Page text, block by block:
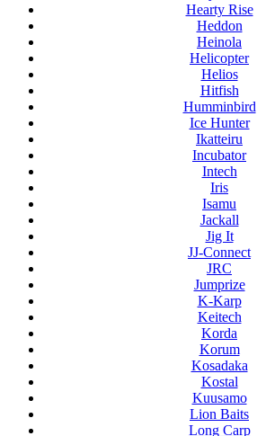
Hearty Rise
Heddon
Heinola
Helicopter
Helios
Hitfish
Humminbird
Ice Hunter
Ikatteiru
Incubator
Intech
Iris
Isamu
Jackall
Jig It
JJ-Connect
JRC
Jumprize
K-Karp
Keitech
Korda
Korum
Kosadaka
Kostal
Kuusamo
Lion Baits
Long Carp